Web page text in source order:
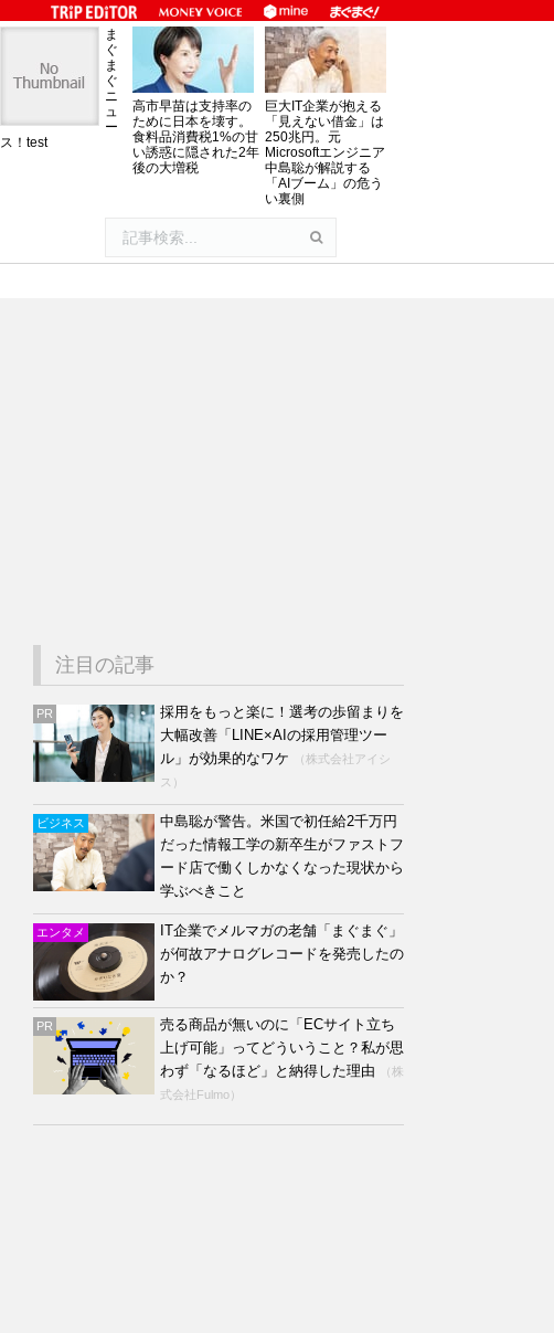
ま
ぐ
ま
ぐ
ニ
ュ
ー
ス！test
高市早苗は支持率の
ために日本を壊す。
食料品消費税1%の甘
い誘惑に隠された2年
後の大増税
巨大IT企業が抱える
「見えない借金」は
250兆円。元
Microsoftエンジニア
中島聡が解説する
「AIブーム」の危う
い裏側
注目の記事
PR
採用をもっと楽に！選考の歩留まりを
大幅改善「LINE×AIの採用管理ツー
ル」が効果的なワケ
（株式会社アイシ
ス）
ビジネス
中島聡が警告。米国で初任給2千万円
だった情報工学の新卒生がファストフ
ード店で働くしかなくなった現状から
学ぶべきこと
エンタメ
IT企業でメルマガの老舗「まぐまぐ」
が何故アナログレコードを発売したの
か？
PR
売る商品が無いのに「ECサイト立ち
上げ可能」ってどういうこと？私が思
わず「なるほど」と納得した理由
（株
式会社Fulmo）